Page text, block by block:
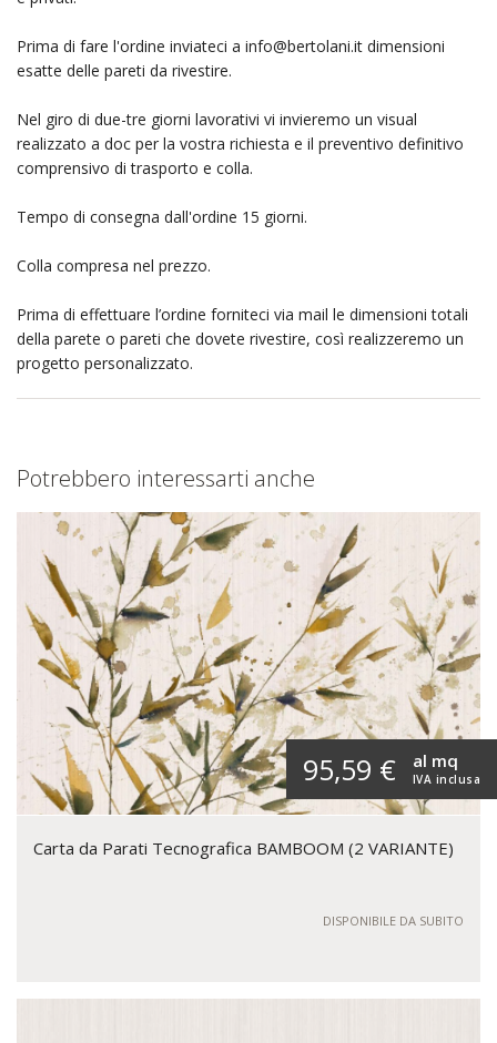
Prima di fare l'ordine inviateci a info@bertolani.it dimensioni
esatte delle pareti da rivestire.
Nel giro di due-tre giorni lavorativi vi invieremo un visual
realizzato a doc per la vostra richiesta e il preventivo definitivo
comprensivo di trasporto e colla.
Tempo di consegna dall'ordine 15 giorni.
Colla compresa nel prezzo.
Prima di effettuare l’ordine forniteci via mail le dimensioni totali
della parete o pareti che dovete rivestire, così realizzeremo un
progetto personalizzato.
Potrebbero interessarti anche
95,59 € IVA inclusa
al mq
Carta da Parati Tecnografica BAMBOOM (2 VARIANTE)
DISPONIBILE DA SUBITO